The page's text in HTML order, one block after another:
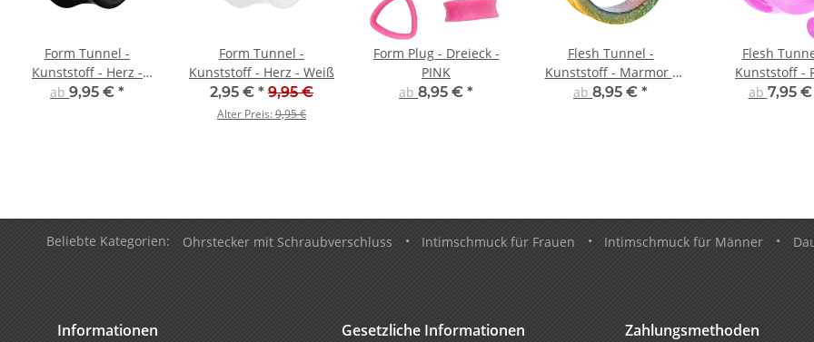
Form Tunnel -
Kunststoff - Herz -
Schwarz
ab 9,95 € *
Form Tunnel -
Kunststoff - Herz - Weiß
2,95 € * 9,95 €
Alter Preis:9,95 €
Form Plug - Dreieck -
PINK
ab 8,95 € *
Flesh Tunnel -
Kunststoff - Marmor -
Regenbogen
ab 8,95 € *
Flesh
Kunststoff -
ab 7,95 €
Beliebte Kategorien: Ohrstecker mit Schraubverschluss • Intimschmuck für Frauen • Intimschmuck für Männer •
Informationen Gesetzliche Informationen Zahlungsmethoden